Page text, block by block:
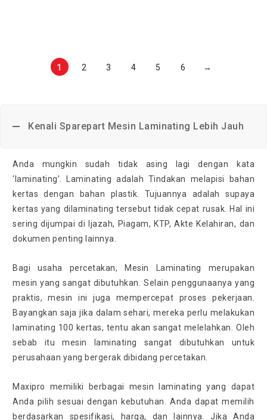
1 2 3 4 5 6 →
Kenali Sparepart Mesin Laminating Lebih Jauh
Anda mungkin sudah tidak asing lagi dengan kata
‘laminating’. Laminating adalah Tindakan melapisi bahan
kertas dengan bahan plastik. Tujuannya adalah supaya
kertas yang dilaminating tersebut tidak cepat rusak. Hal ini
sering dijumpai di Ijazah, Piagam, KTP, Akte Kelahiran, dan
dokumen penting lainnya.
Bagi usaha percetakan, Mesin Laminating merupakan
mesin yang sangat dibutuhkan. Selain penggunaanya yang
praktis, mesin ini juga mempercepat proses pekerjaan.
Bayangkan saja jika dalam sehari, mereka perlu melakukan
laminating 100 kertas, tentu akan sangat melelahkan. Oleh
sebab itu mesin laminating sangat dibutuhkan untuk
perusahaan yang bergerak dibidang percetakan.
Maxipro memiliki berbagai mesin laminating yang dapat
Anda pilih sesuai dengan kebutuhan. Anda dapat memilih
berdasarkan spesifikasi, harga, dan lainnya. Jika Anda